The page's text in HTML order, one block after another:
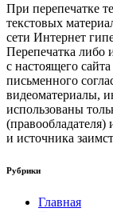
При перепечатке
текстовых
сети Интернет
Перепечатка либо
с настоящего
письменного
видеоматериалы,
использованы
(правообладателя)
и источника
Рубрики
Главная